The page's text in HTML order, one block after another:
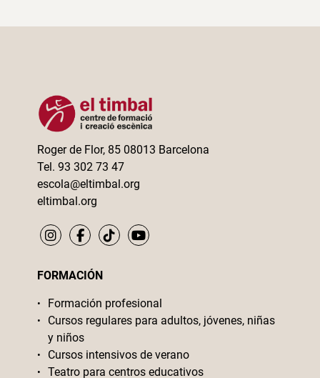
Roger de Flor, 85 08013 Barcelona
Tel. 93 302 73 47
escola@eltimbal.org
eltimbal.org
FORMACIÓN
Formación profesional
Cursos regulares para adultos, jóvenes, niñas
y niños
Cursos intensivos de verano
Teatro para centros educativos